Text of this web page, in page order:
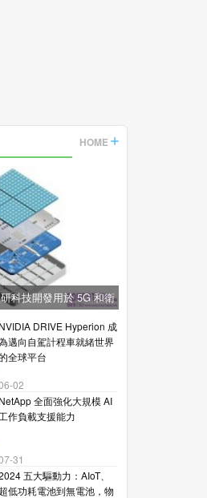
HOME
科技開發用於 5G 和衛
一代毫米波技術
NVIDIA DRIVE Hyperion 成
邁向自駕計程車就緒世界
全球平台
02
NetApp 全面強化大規模 AI
工作負載支援能力
31
五大驅動力：AIoT、
超低功耗電池到無電池，物